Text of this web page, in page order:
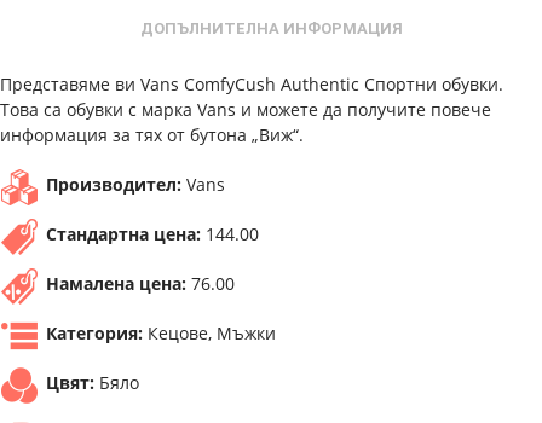
ДОПЪЛНИТЕЛНА ИНФОРМАЦИЯ
Представяме ви Vans ComfyCush Authentic Спортни обувки.
Това са обувки с марка Vans и можете да получите повече
информация за тях от бутона „Виж“.
Производител: Vans
Стандартна цена: 144.00
Намалена цена: 76.00
Категория: Кецове, Мъжки
Цвят: Бяло